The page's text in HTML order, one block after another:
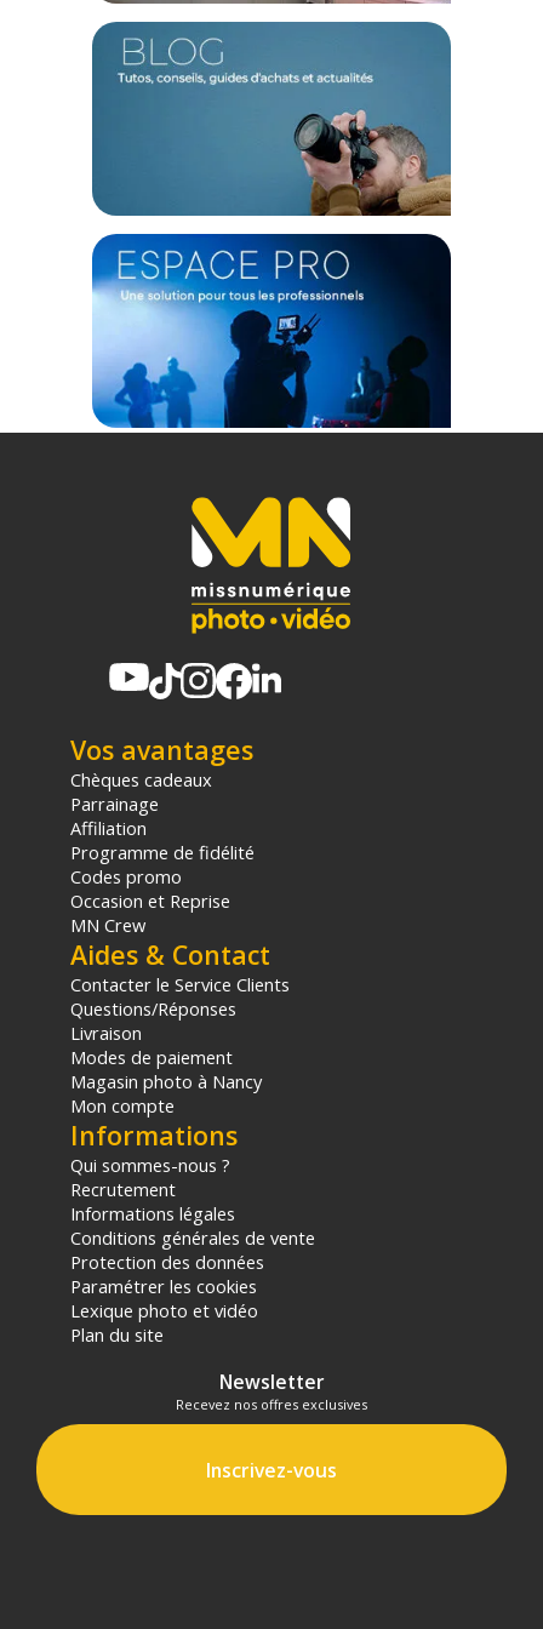
TECHNIQUE
Hauteur max. : 128cm
Charge utile : 16Kg
Diamètre de la jambe : 15,5 – 19 – 22,5 - 26mm
Verrouillage des sections : Blocages rotatifs
Installation de l'appareil photo ou de la rotule : Pas de vis 1/4
pouce ou 3/8 pouce
Température de fonctionnement : -30 à 70 degrés
Matériau : Aluminium
Longueur fermé : 50,5cm
Poids : 0,67Kg
CONTENU DU CARTON :
Offre valable jusqu'au 08-08-2026 inclus.
Code EAN Monopode vidéo Manfrotto Element MII :
Garantie 2 ans
d'achat, sur la base d'une expédition Chronopost 24H vers un point
relais situé en France continentale uniquement, valable uniquement
sur les produits de moins de 1m et moins de 20Kg.
(2) Nombre de points Fidélité estimés, hors remises au panier, basé
sur le prix TTC en €, les points seront effectivement calculés dans le
panier.
Vos avantages
Chèques cadeaux
Parrainage
Affiliation
Programme de fidélité
Codes promo
Occasion et Reprise
MN Crew
Aides & Contact
Contacter le Service Clients
Questions/Réponses
Livraison
Modes de paiement
Magasin photo à Nancy
Mon compte
Informations
Qui sommes-nous ?
Recrutement
Informations légales
Conditions générales de vente
Protection des données
Paramétrer les cookies
Lexique photo et vidéo
Plan du site
Newsletter
Recevez nos offres exclusives
Inscrivez-vous